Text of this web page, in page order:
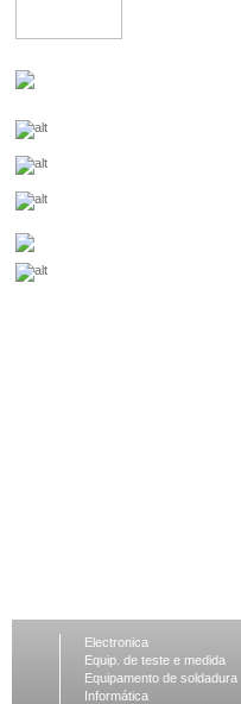
Electronica
Equip. de teste e medida
Equipamento de soldadura
Informática